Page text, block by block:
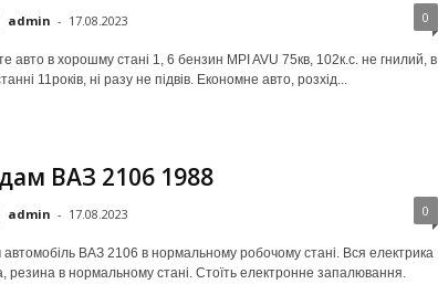
admin - 17.08.2023 0
авто в хорошму стані 1, 6 бензин MPI AVU 75кв, 102к.с. не гнилий, в
11років, ні разу не підвів. Економне авто, розхід...
ВАЗ 2106 1988
admin - 17.08.2023 0
ВАЗ 2106 в нормальному робочому стані. Вся електрика
резина в нормальному стані. Стоїть електронне запалювання.